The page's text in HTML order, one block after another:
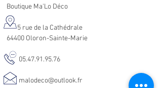
Boutique Ma'Lo Déco
5 rue de la Cathédrale
64400 Oloron-Sainte-Marie
05.47.91.95.76
malodeco@outlook.fr